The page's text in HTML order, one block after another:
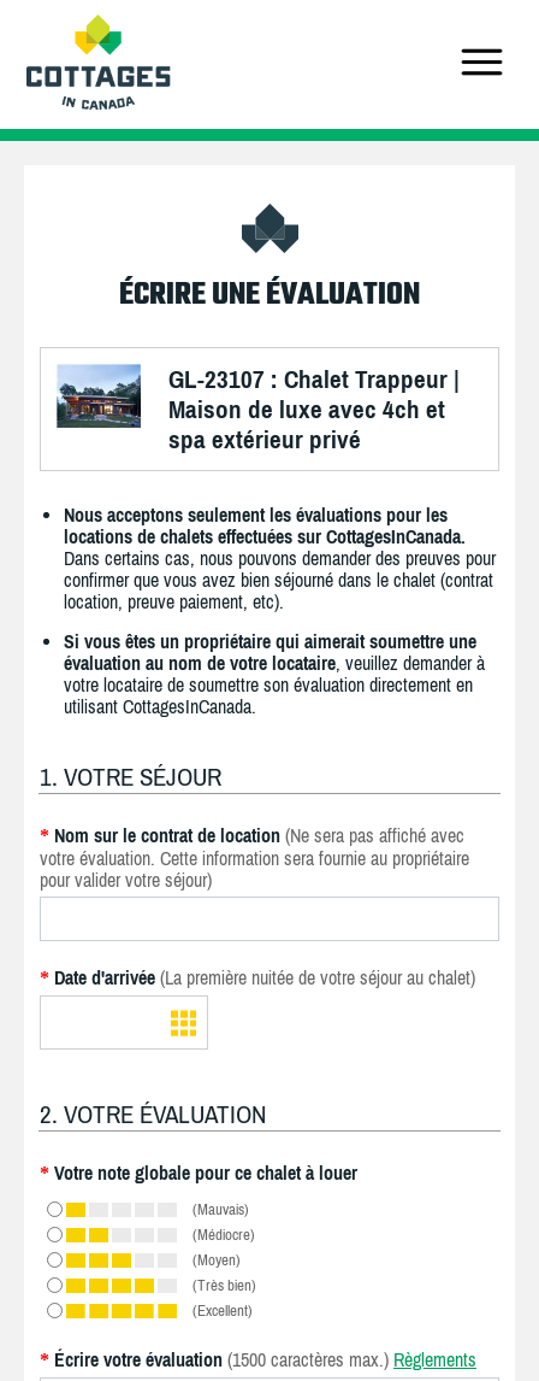
ÉCRIRE UNE ÉVALUATION
GL-23107 : Chalet Trappeur |
Maison de luxe avec 4ch et
spa extérieur privé
Nous acceptons seulement les évaluations pour les
locations de chalets effectuées sur CottagesInCanada.
Dans certains cas, nous pouvons demander des preuves pour
confirmer que vous avez bien séjourné dans le chalet (contrat
location, preuve paiement, etc).
Si vous êtes un propriétaire qui aimerait soumettre une
évaluation au nom de votre locataire, veuillez demander à
votre locataire de soumettre son évaluation directement en
utilisant CottagesInCanada.
1. VOTRE SÉJOUR
* Nom sur le contrat de location (Ne sera pas affiché avec
votre évaluation. Cette information sera fournie au propriétaire
pour valider votre séjour)
* Date d'arrivée (La première nuitée de votre séjour au chalet)
2. VOTRE ÉVALUATION
* Votre note globale pour ce chalet à louer
(Mauvais)
(Médiocre)
(Moyen)
(Très bien)
(Excellent)
* Écrire votre évaluation (1500 caractères max.) Règlements